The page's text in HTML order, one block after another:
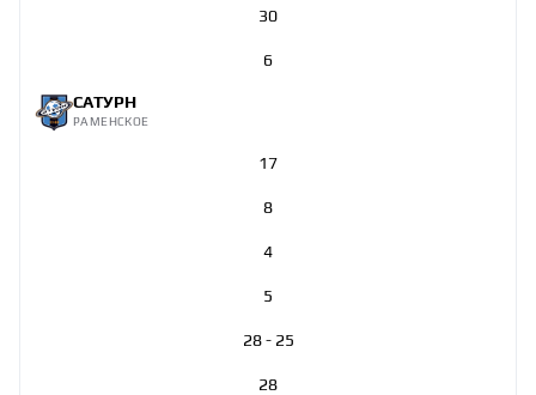
30
6
САТУРН
РАМЕНСКОЕ
17
8
4
5
28 - 25
28